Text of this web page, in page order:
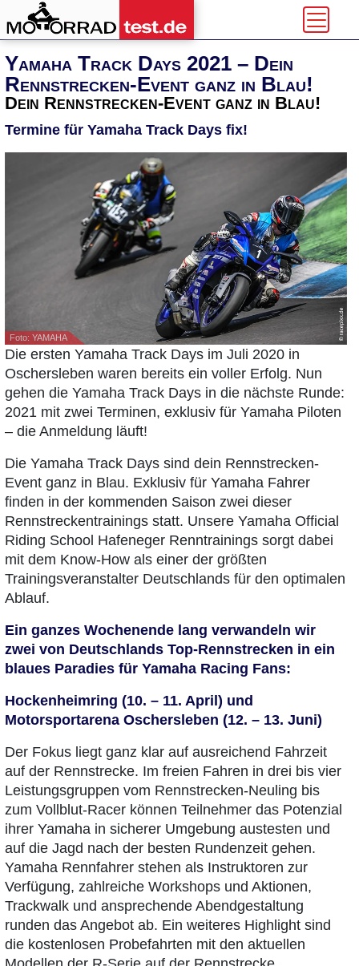
Yamaha Track Days 2021 – Dein
Rennstrecken-Event ganz in Blau!
Dein Rennstrecken-Event ganz in Blau!
Termine für Yamaha Track Days fix!
Foto: YAMAHA
Die ersten Yamaha Track Days im Juli 2020 in
Oschersleben waren bereits ein voller Erfolg. Nun
gehen die Yamaha Track Days in die nächste Runde:
2021 mit zwei Terminen, exklusiv für Yamaha Piloten
– die Anmeldung läuft!
Die Yamaha Track Days sind dein Rennstrecken-
Event ganz in Blau. Exklusiv für Yamaha Fahrer
finden in der kommenden Saison zwei dieser
Rennstreckentrainings statt. Unsere Yamaha Official
Riding School Hafeneger Renntrainings sorgt dabei
mit dem Know-How als einer der größten
Trainingsveranstalter Deutschlands für den optimalen
Ablauf.
Ein ganzes Wochenende lang verwandeln wir
zwei von Deutschlands Top-Rennstrecken in ein
blaues Paradies für Yamaha Racing Fans:
Hockenheimring (10. – 11. April) und
Motorsportarena Oschersleben (12. – 13. Juni)
Der Fokus liegt ganz klar auf ausreichend Fahrzeit
auf der Rennstrecke. Im freien Fahren in drei bis vier
Leistungsgruppen vom Rennstrecken-Neuling bis
zum Vollblut-Racer können Teilnehmer das Potenzial
ihrer Yamaha in sicherer Umgebung austesten und
auf die Jagd nach der besten Rundenzeit gehen.
Yamaha Rennfahrer stehen als Instruktoren zur
Verfügung, zahlreiche Workshops und Aktionen,
Trackwalk und ansprechende Abendgestaltung
runden das Angebot ab. Ein weiteres Highlight sind
die kostenlosen Probefahrten mit den aktuellen